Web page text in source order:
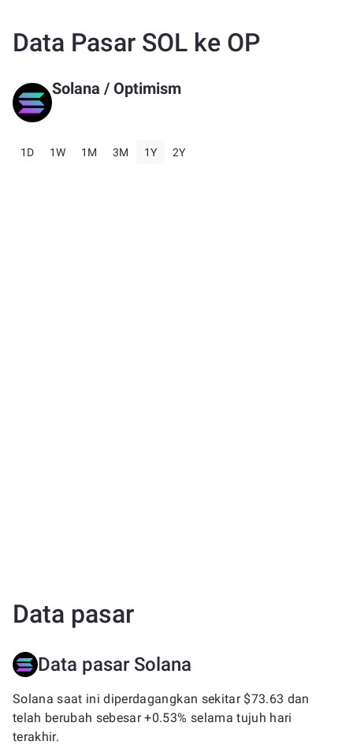
Data Pasar SOL ke OP
Solana / Optimism
1D 1W 1M 3M 1Y 2Y
Data pasar
Data pasar Solana
Solana saat ini diperdagangkan sekitar $73.63 dan
telah berubah sebesar +0.53% selama tujuh hari
terakhir.